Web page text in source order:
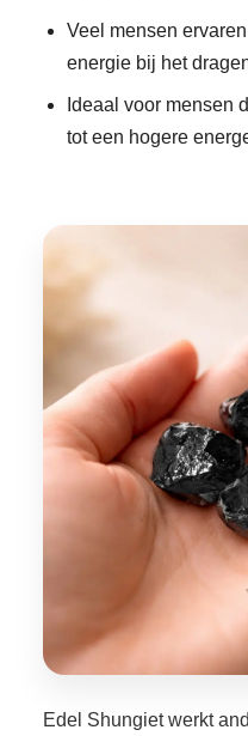
Veel mensen
energie bij het
Ideaal voor mensen
tot een hogere
Edel Shungiet werkt